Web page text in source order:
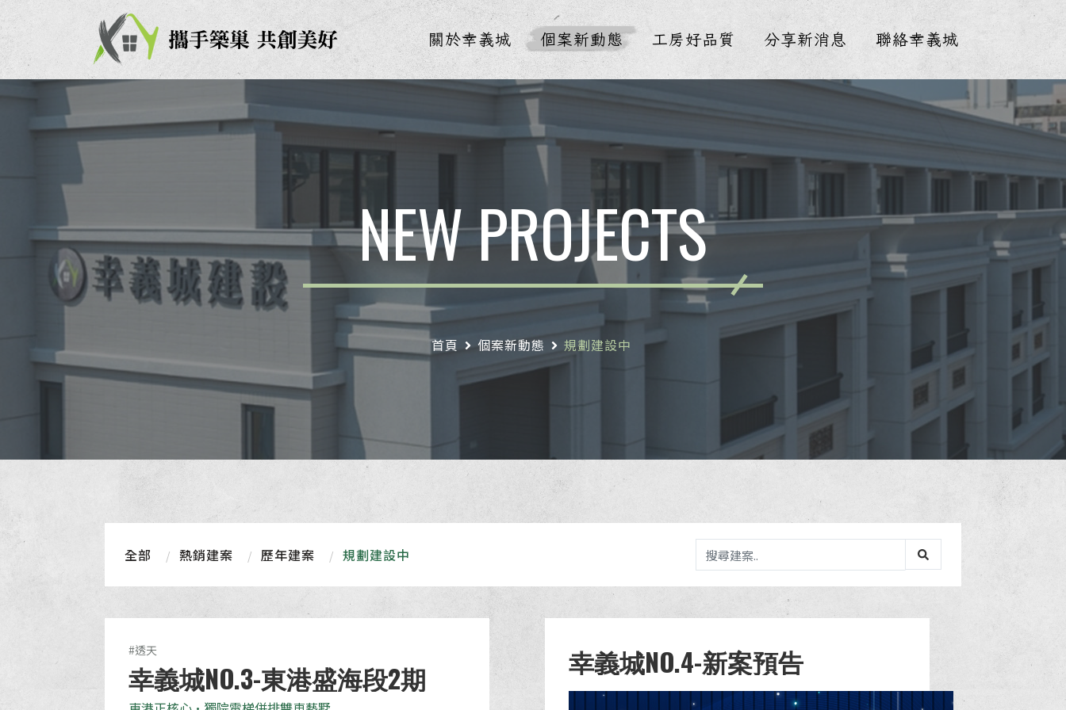
關於幸義城 個案新動態 工房好品質 分享新消息 聯絡幸義城
NEW PROJECTS
首頁 個案新動態 規劃建設中
全部 熱銷建案 歷年建案 規劃建設中
#透天
幸義城NO.3-東港盛海段2期 幸義城NO.4-新案預告